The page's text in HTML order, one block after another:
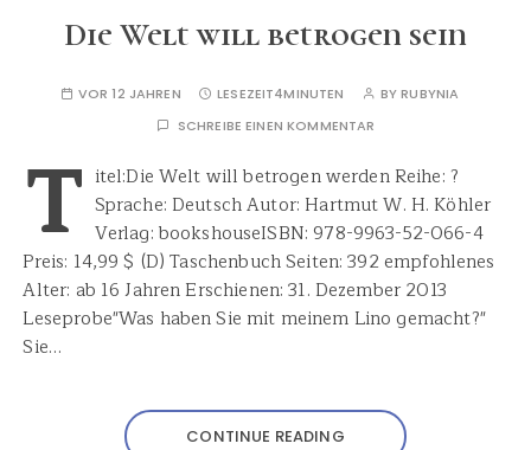
Die Welt will betrogen sein
VOR 12 JAHREN LESEZEIT4MINUTEN BYRUBYNIA
SCHREIBE EINEN KOMMENTAR
T itel:Die Welt will betrogen werden Reihe: ?
Sprache: Deutsch Autor: Hartmut W. H. Köhler
Verlag: bookshouseISBN: 978-9963-52-066-4
Preis: 14,99 $ (D) Taschenbuch Seiten: 392 empfohlenes
Alter: ab 16 Jahren Erschienen: 31. Dezember 2013
Leseprobe"Was haben Sie mit meinem Lino gemacht?"
Sie…
CONTINUE READING